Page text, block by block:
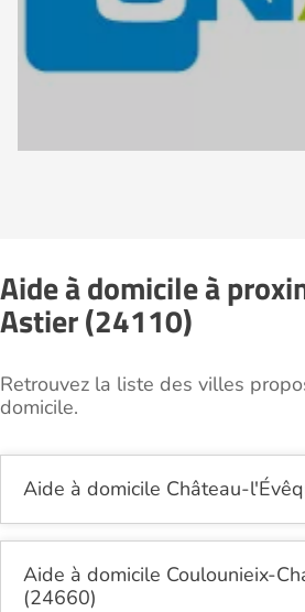
Aide à domicile à
Astier (24110)
Retrouvez la liste des villes
domicile.
Aide à domicile Château-
Aide à domicile Coulounieix-
(24660)